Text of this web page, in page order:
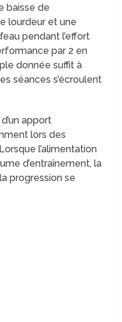
baisse de
lourdeur et une
pendant l’effort
par 2 en
donnée suffit à
séances s’écroulent
apport
lors des
l’alimentation
d’entraînement, la
progression se